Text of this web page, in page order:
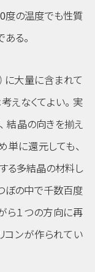
度の温度でも性質
ある。
に大量に含まれて
えなくてよい。 実
、 結晶の向きを揃え
単に還元しても、
る多結晶の材料し
ぼの中で千数百度
ら１つの方向に再
コンが作られてい